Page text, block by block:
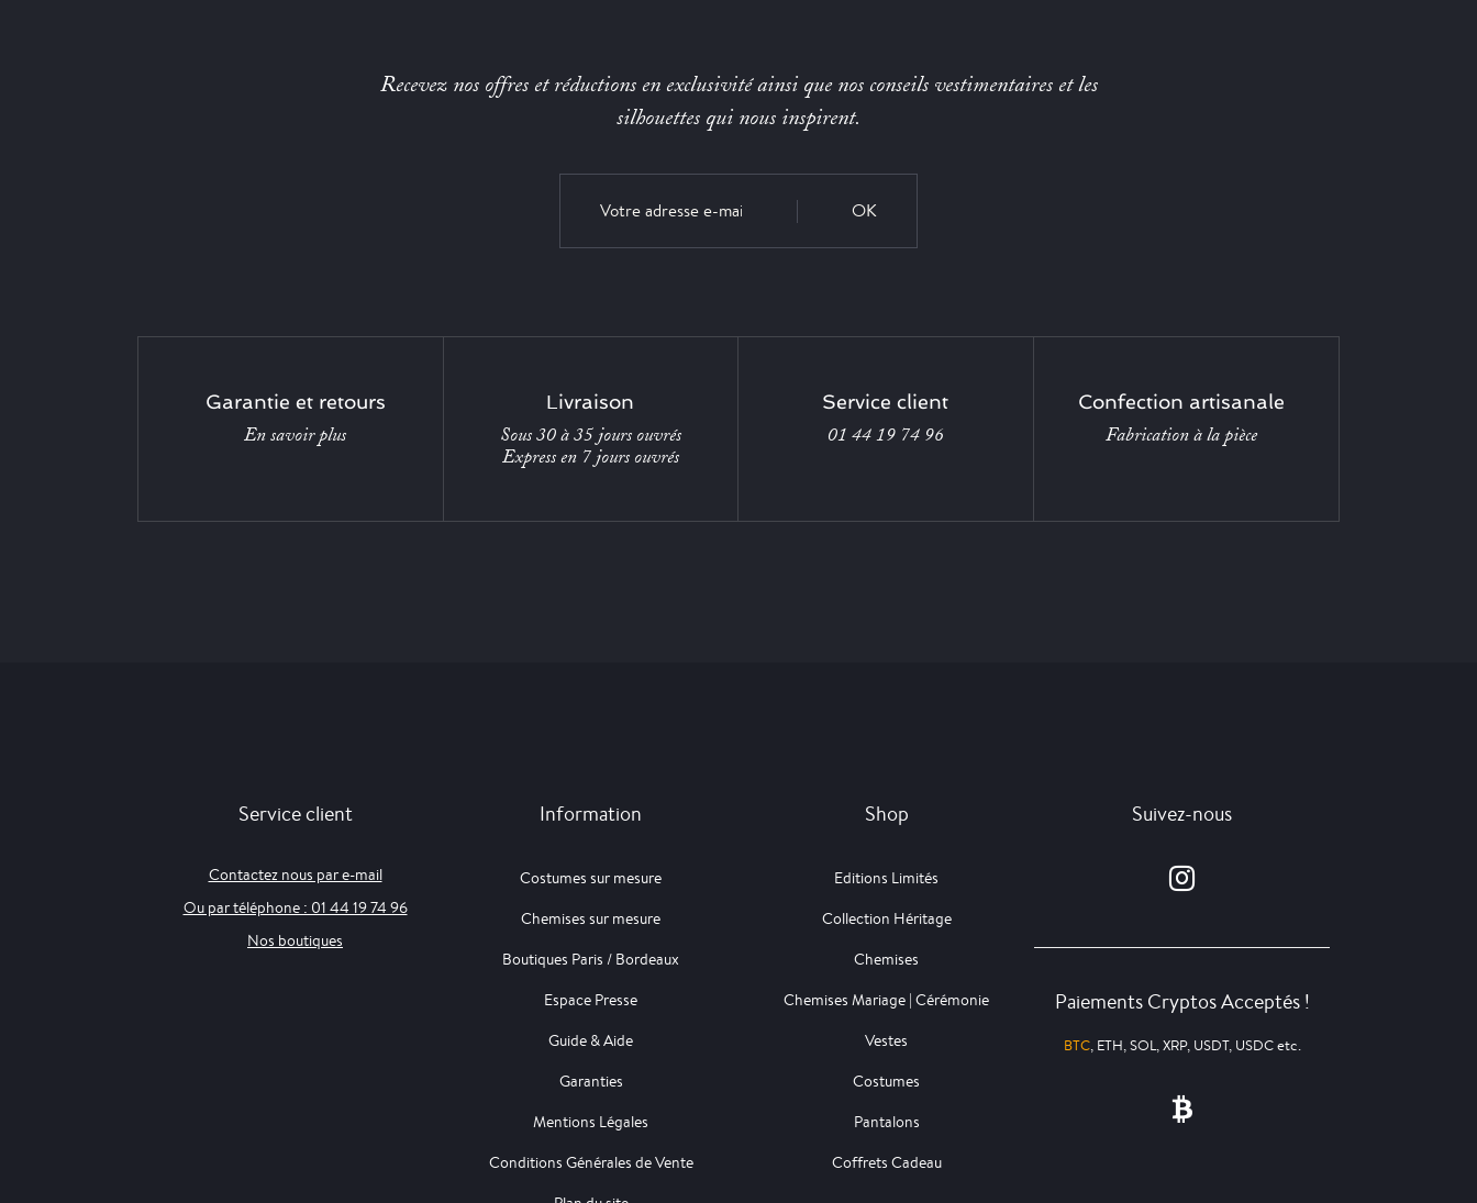
Recevez nos offres et réductions en exclusivité ainsi que nos conseils vestimentaires et les
silhouettes qui nous inspirent.
OK
Garantie et retours
En savoir plus
Livraison
Sous 30 à 35 jours ouvrés
Express en 7 jours ouvrés
Service client
01 44 19 74 96
Confection artisanale
Fabrication à la pièce
Service client
Contactez nous par e-mail
Ou par téléphone : 01 44 19 74 96
Nos boutiques
Information
Costumes sur mesure
Chemises sur mesure
Boutiques Paris / Bordeaux
Espace Presse
Guide & Aide
Garanties
Mentions Légales
Conditions Générales de Vente
Shop
Editions Limités
Collection Héritage
Chemises
Chemises Mariage | Cérémonie
Vestes
Costumes
Pantalons
Coffrets Cadeau
Suivez-nous
Paiements Cryptos Acceptés !
BTC, ETH, SOL, XRP, USDT, USDC etc.